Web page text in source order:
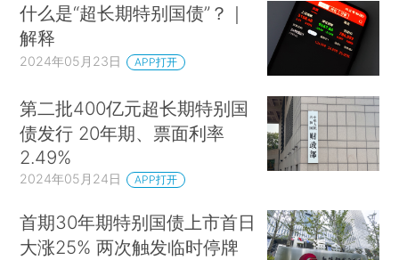
什么是“超长期特别国债”？｜
解释
2024年05月23日 APP打开
第二批400亿元超长期特别国
债发行 20年期、票面利率
2.49%
2024年05月24日 APP打开
首期30年期特别国债上市首日
大涨25% 两次触发临时停牌